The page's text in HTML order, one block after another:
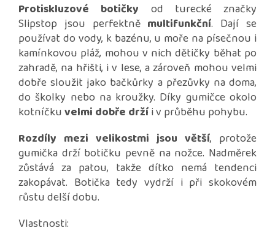
Protiskluzové botičky od turecké značky
Slipstop jsou perfektně multifunkční. Dají se
používat do vody, k bazénu, u moře na písečnou i
kamínkovou pláž, mohou v nich dětičky běhat po
zahradě, na hřišti, i v lese, a zároveň mohou velmi
dobře sloužit jako bačkůrky a přezůvky na doma,
do školky nebo na kroužky. Díky gumičce okolo
kotníčkuvelmi dobře držíi v průběhu pohybu.
Rozdíly mezi velikostmi jsou větší, protože
gumička drží botičku pevně na nožce. Nadměrek
zůstává za patou, takže dítko nemá tendenci
zakopávat. Botička tedy vydrží i při skokovém
růstu delší dobu.
Vlastnosti: